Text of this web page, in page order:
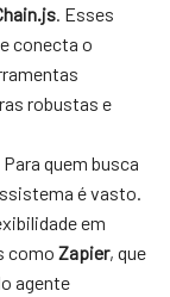
. Esses
conecta o
robustas e
Para quem busca
é vasto.
em
como Zapier, que
agente